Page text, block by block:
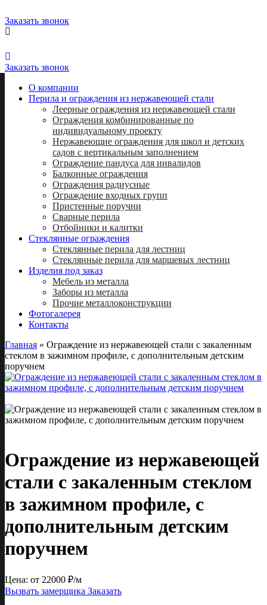
Заказать звонок
Заказать звонок
О компании
Перила и ограждения из нержавеющей стали
Леерные ограждения из нержавеющей стали
Ограждения комбинированные по
индивидуальному проекту
Нержавеющие ограждения для школ и детских
садов с вертикальным заполнением
Ограждение пандуса для инвалидов
Балконные ограждения
Ограждения радиусные
Ограждение входных групп
Пристенные поручни
Сварные перила
Отбойники и калитки
Стеклянные ограждения
Стеклянные перила для лестниц
Стеклянные перила для маршевых лестниц
Изделия под заказ
Мебель из металла
Заборы из металла
Прочие металлоконструкции
Фотогалерея
Контакты
Главная » Ограждение из нержавеющей стали с закаленным
стеклом в зажимном профиле, с дополнительным детским
поручнем
Ограждение из нержавеющей
стали с закаленным стеклом
в зажимном профиле, с
дополнительным детским
поручнем
Цена: от 22000 ₽/м
Вызвать замерщика Заказать